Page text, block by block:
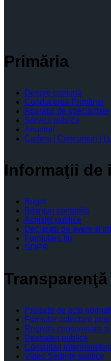
Primăria
Despre comună
Conducerea Primăriei
Aparatul de specialitate
Servicii publice
Anunturi
Cariera | Concursuri |
Informaţii de
Buget
Bilanţuri contabile
Achiziţii publice
Declaratii de avere si
Formulare tip
GDPR
Proiecte de acte
Formular colectare
Registru consemnare
Dezbateri publice
Consultari
Video Şedinţe publice